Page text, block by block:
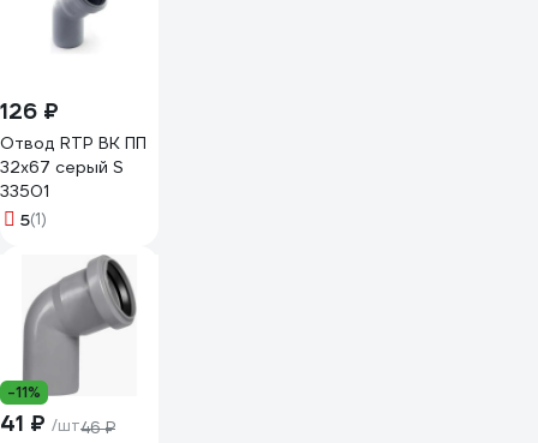
126 ₽
Отвод RTP ВК ПП
32x67 серый S
33501
5(1)
-11%
41 ₽ /шт46 ₽